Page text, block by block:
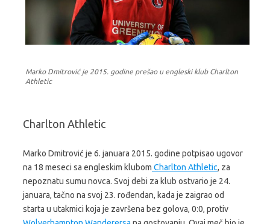
Marko Dmitrović je 2015. godine prešao u engleski klub Charlton
Athletic
Charlton Athletic
Marko Dmitrović je 6. januara 2015. godine potpisao ugovor
na 18 meseci sa engleskim klubom Charlton Athletic, za
nepoznatu sumu novca. Svoj debi za klub ostvario je 24.
januara, tačno na svoj 23. rođendan, kada je zaigrao od
starta u utakmici koja je završena bez golova, 0:0, protiv